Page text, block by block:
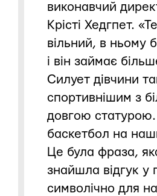
виконавчий
Крісті Хедгпет.
вільний, в ньому
і він займає
Силует дівчини
спортивнішим з
довгою
баскетбол на
Це була фраза,
знайшла відгук у
символічно для